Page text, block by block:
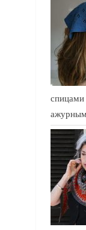
спицами